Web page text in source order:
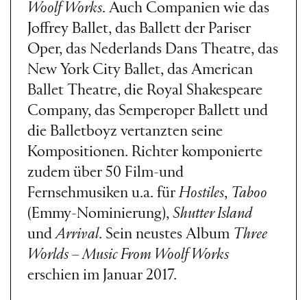
Woolf Works. Auch Companien wie das
Joffrey Ballet, das Ballett der Pariser
Oper, das Nederlands Dans Theatre, das
New York City Ballet, das American
Ballet Theatre, die Royal Shakespeare
Company, das Semperoper Ballett und
die Balletboyz vertanzten seine
Kompositionen. Richter komponierte
zudem über 50 Film-und
Fernsehmusiken u.a. für Hostiles, Taboo
(Emmy-Nominierung), Shutter Island
undArrival. Sein neustes Album Three
Worlds – Music From Woolf Works
erschien im Januar 2017.